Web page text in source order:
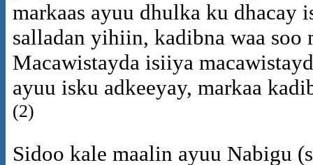
markaas ayuu dhulka ku dhacay
salladan yihiin, kadibna waa
Macawistayda isiiya
ayuu isku adkeeyay, markaa
(2)
Sidoo kale maalin ayuu Nabigu